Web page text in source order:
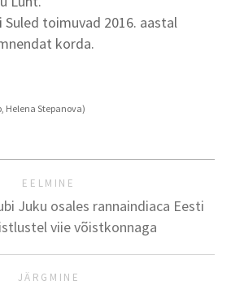
toimuvad 2016. aastal
korda.
Helena Stepanova)
EELMINE
Juku osales rannaindiaca Eesti
viie võistkonnaga
JÄRGMINE